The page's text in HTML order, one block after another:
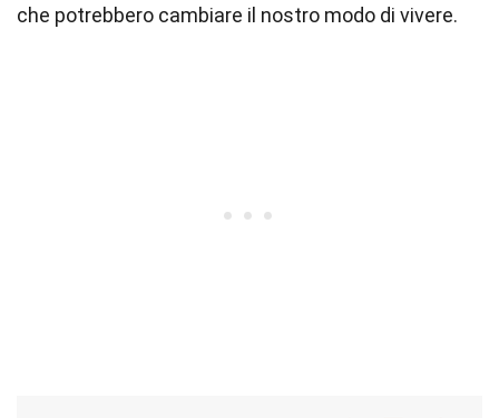
che potrebbero cambiare il nostro modo di vivere.